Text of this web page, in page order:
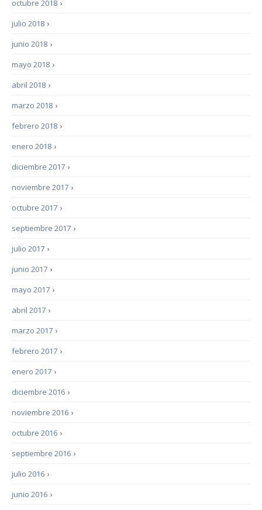
›
octubre 2018
›
julio 2018
›
junio 2018
›
mayo 2018
›
abril 2018
›
marzo 2018
›
febrero 2018
›
enero 2018
›
diciembre 2017
›
noviembre 2017
›
octubre 2017
›
septiembre 2017
›
julio 2017
›
junio 2017
›
mayo 2017
›
abril 2017
›
marzo 2017
›
febrero 2017
›
enero 2017
›
diciembre 2016
›
noviembre 2016
›
octubre 2016
›
septiembre 2016
›
julio 2016
›
junio 2016